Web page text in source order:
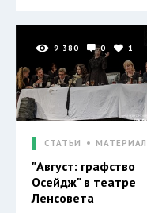
9 380 0 1
СТАТЬИ МАТЕРИАЛ
"Август: графство
Осейдж" в театре
Ленсовета